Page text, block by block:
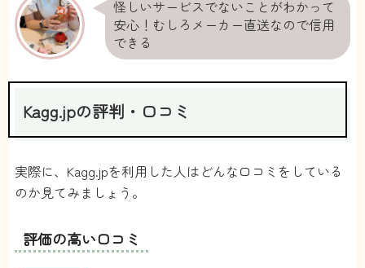
怪しいサービスでないことがわかって
安心！むしろメーカー直送なので信用
できる
Kagg.jpの評判・口コミ
実際に、Kagg.jpを利用した人はどんな口コミをしている
のか見てみましょう。
評価の高い口コミ